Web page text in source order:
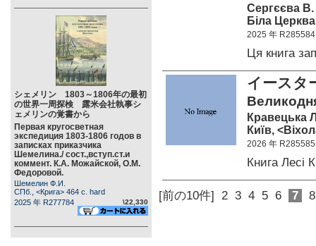
シェメリン 1803～1806年の最初
の世界一周探検 露米会社執事シ
ェメリンの覚書から
Первая кругосветная
экспедиция 1803-1806 годов в
записках приказчика
Шемелина./ сост.,вступ.ст.и
коммент. К.А. Можайской, О.М.
Федоровой.
Шемелин Ф.И.
СПб., <Крига> 464 c. hard
2025 年 R277784
\22,330
Сергєєва В.
Біла
2025 年 R285584
Ця книга
イースタ
Кравецька
Київ,
2026 年 R285585
Книга Лесі
[前の10件] 2 3 4 5 6 7 8